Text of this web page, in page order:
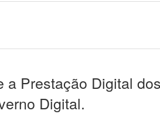
a Prestação Digital
Digital.